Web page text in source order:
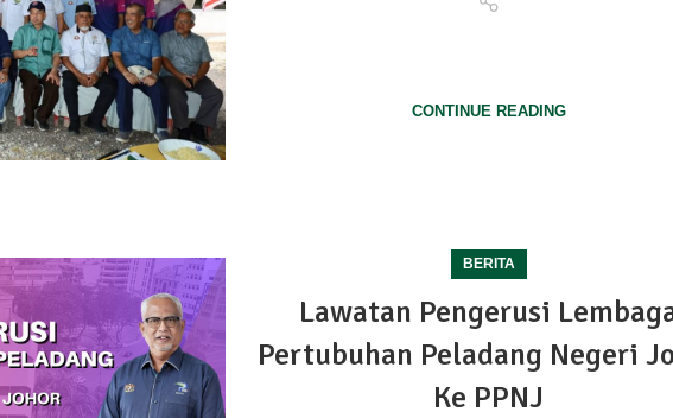
CONTINUE READING
BERITA
Lawatan Pengerusi
Pertubuhan Peladang Negeri
Ke PPNJ